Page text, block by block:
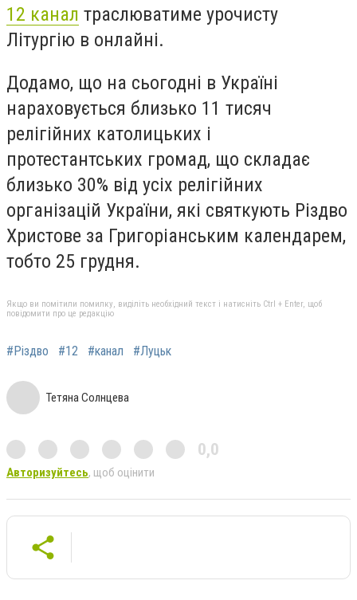
12 канал траслюватиме урочисту
Літургію в онлайні.
Додамо, що на сьогодні в Україні
нараховується близько 11 тисяч
релігійних католицьких і
протестантських громад, що складає
близько 30% від усіх релігійних
організацій України, які святкують Різдво
Христове за Григоріанським календарем,
тобто 25 грудня.
Якщо ви помітили помилку, виділіть необхідний текст і натисніть Ctrl + Enter, щоб
повідомити про це редакцію
#Різдво #12 #канал #Луцьк
Тетяна Солнцева
0,0
Авторизуйтесь, щоб оцінити